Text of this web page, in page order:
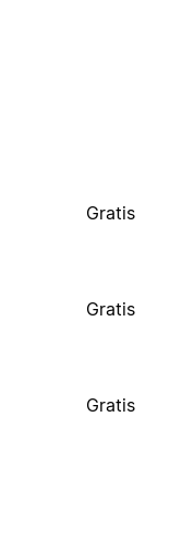
Gratis
Gratis
Gratis